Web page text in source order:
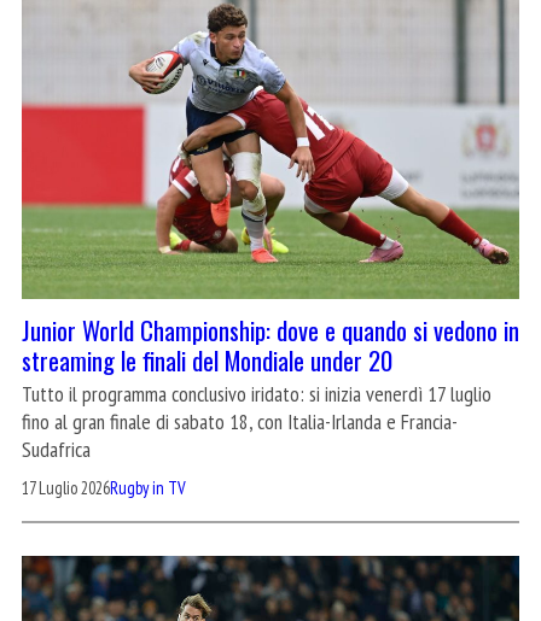
Junior World Championship: dove e quando si vedono in
streaming le finali del Mondiale under 20
Tutto il programma conclusivo iridato: si inizia venerdì 17 luglio
fino al gran finale di sabato 18, con Italia-Irlanda e Francia-
Sudafrica
17 Luglio 2026Rugby in TV